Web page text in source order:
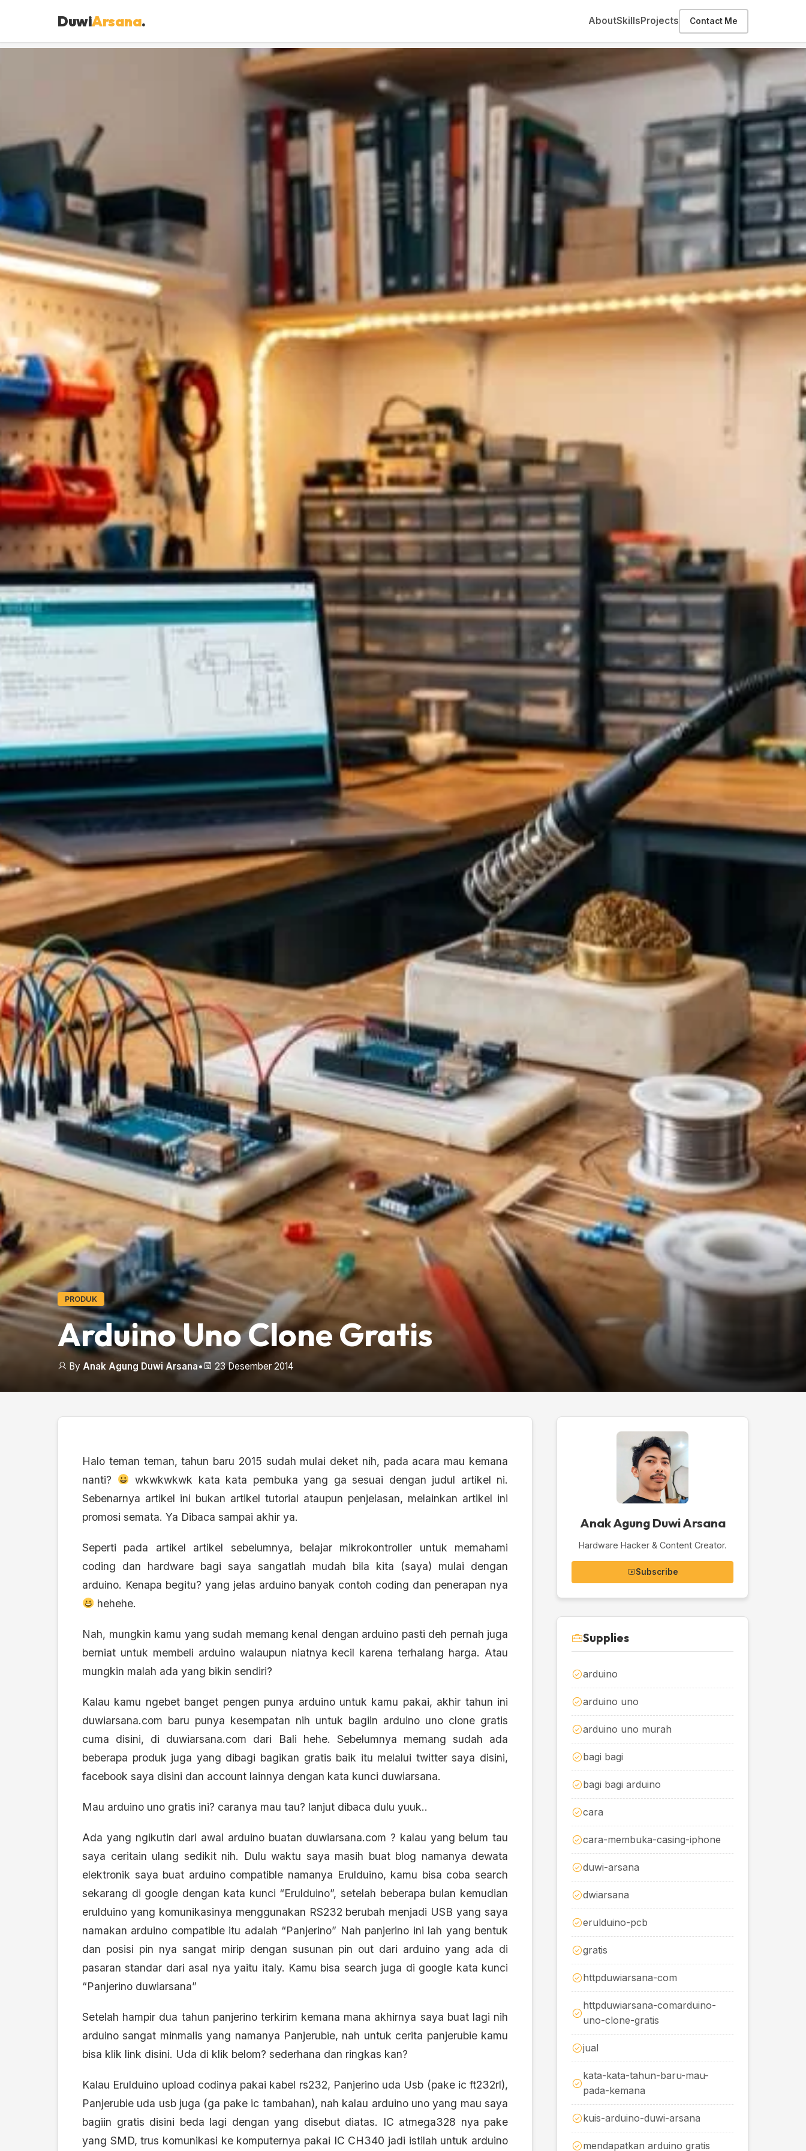
DuwiArsana. AboutSkillsProjects Contact Me
PRODUK
Arduino Uno Clone Gratis
By Anak Agung Duwi Arsana• 23 Desember 2014
Halo teman teman, tahun baru 2015 sudah mulai deket nih, pada acara mau kemana
nanti?
wkwkwkwk kata kata pembuka yang ga sesuai dengan judul artikel ni.
Sebenarnya artikel ini bukan artikel tutorial ataupun penjelasan, melainkan artikel ini
promosi semata. Ya Dibaca sampai akhir ya.
Seperti pada artikel artikel sebelumnya, belajar mikrokontroller untuk memahami
coding dan hardware bagi saya sangatlah mudah bila kita (saya) mulai dengan
arduino. Kenapa begitu? yang jelas arduino banyak contoh coding dan penerapan nya
hehehe.
Nah, mungkin kamu yang sudah memang kenal dengan arduino pasti deh pernah juga
berniat untuk membeli arduino walaupun niatnya kecil karena terhalang harga. Atau
mungkin malah ada yang bikin sendiri?
Kalau kamu ngebet banget pengen punya arduino untuk kamu pakai, akhir tahun ini
duwiarsana.com baru punya kesempatan nih untuk bagiin arduino uno clone gratis
cuma disini, di duwiarsana.com dari Bali hehe. Sebelumnya memang sudah ada
beberapa produk juga yang dibagi bagikan gratis baik itu melalui twitter saya disini,
facebook saya disini dan account lainnya dengan kata kunci duwiarsana.
Mau arduino uno gratis ini? caranya mau tau? lanjut dibaca dulu yuuk..
Ada yang ngikutin dari awal arduino buatan duwiarsana.com ? kalau yang belum tau
saya ceritain ulang sedikit nih. Dulu waktu saya masih buat blog namanya dewata
elektronik saya buat arduino compatible namanya Erulduino, kamu bisa coba search
sekarang di google dengan kata kunci “Erulduino”, setelah beberapa bulan kemudian
erulduino yang komunikasinya menggunakan RS232 berubah menjadi USB yang saya
namakan arduino compatible itu adalah “Panjerino” Nah panjerino ini lah yang bentuk
dan posisi pin nya sangat mirip dengan susunan pin out dari arduino yang ada di
pasaran standar dari asal nya yaitu italy. Kamu bisa search juga di google kata kunci
“Panjerino duwiarsana”
Setelah hampir dua tahun panjerino terkirim kemana mana akhirnya saya buat lagi nih
arduino sangat minmalis yang namanya Panjerubie, nah untuk cerita panjerubie kamu
bisa klik link disini. Uda di klik belom? sederhana dan ringkas kan?
Kalau Erulduino upload codinya pakai kabel rs232, Panjerino uda Usb (pake ic ft232rl),
Panjerubie uda usb juga (ga pake ic tambahan), nah kalau arduino uno yang mau saya
bagiin gratis disini beda lagi dengan yang disebut diatas. IC atmega328 nya pake
yang SMD, trus komunikasi ke komputernya pakai IC CH340 jadi istilah untuk arduino
Anak Agung Duwi Arsana
Hardware Hacker & Content Creator.
Subscribe
Supplies
arduino
arduino uno
arduino uno murah
bagi bagi
bagi bagi arduino
cara
cara-membuka-casing-iphone
duwi-arsana
dwiarsana
erulduino-pcb
gratis
httpduwiarsana-com
httpduwiarsana-comarduino-
uno-clone-gratis
jual
kata-kata-tahun-baru-mau-
pada-kemana
kuis-arduino-duwi-arsana
mendapatkan arduino gratis